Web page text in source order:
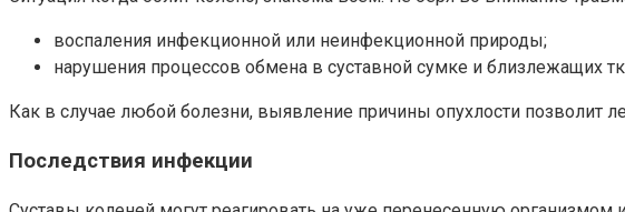
воспаления инфекционной или неинфекционной природы;
нарушения процессов обмена в суставной сумке и близлежащих
Как в случае любой болезни, выявление причины опухлости позволит
Последствия инфекции